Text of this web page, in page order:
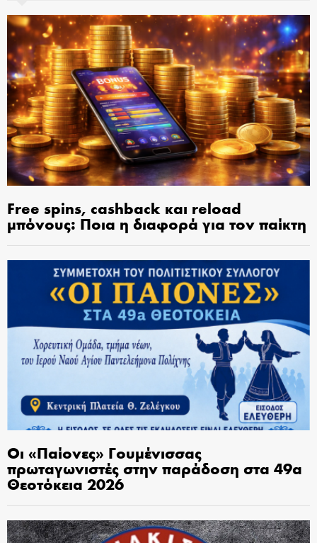
Free spins, cashback και reload
μπόνους: Ποια η διαφορά για τον παίκτη
Οι «Παίονες» Γουμένισσας
πρωταγωνιστές στην παράδοση στα 49α
Θεοτόκεια 2026